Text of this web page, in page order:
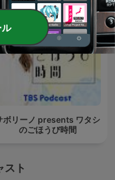
ボリーノ presents ワタシ
のごほうび時間
スト
ル